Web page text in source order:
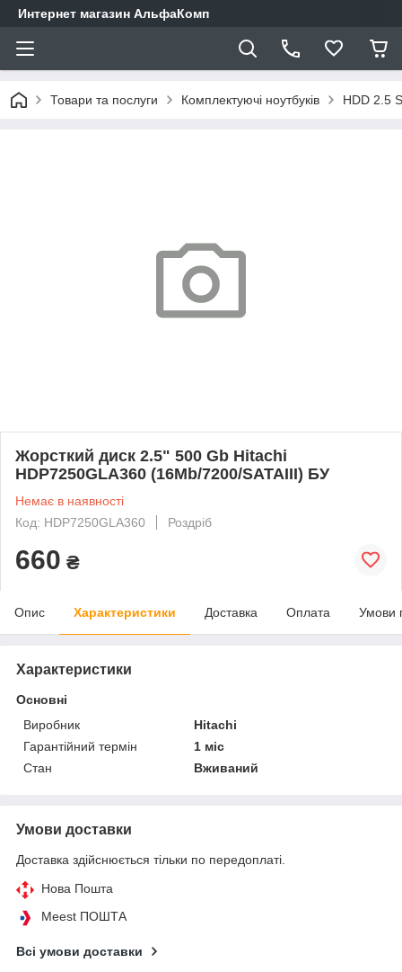
Интернет магазин АльфаКомп
Товари та послуги Комплектуючі ноутбуків HDD 2.5
Жорсткий диск 2.5" 500 Gb Hitachi
HDP7250GLA360 (16Mb/7200/SATAIII) БУ
Немає в наявності
Код: HDP7250GLA360
Роздріб
660 ₴
Опис Характеристики Доставка Оплата Умови
Характеристики
Основні
Виробник
Hitachi
Гарантійний термін
1 міс
Стан
Вживаний
Умови доставки
Доставка здійснюється тільки по передоплаті.
Нова Пошта
Meest ПОШТА
Всі умови доставки